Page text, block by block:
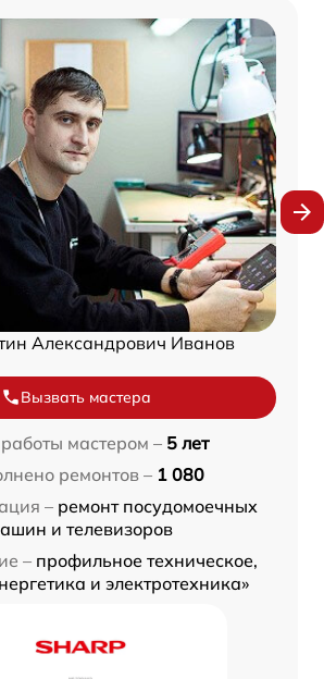
Александрович Иванов
Вызвать мастера
мастером – 5 лет
ремонтов – 1 080
– ремонт посудомоечных
и телевизоров
– профильное техническое,
и электротехника»